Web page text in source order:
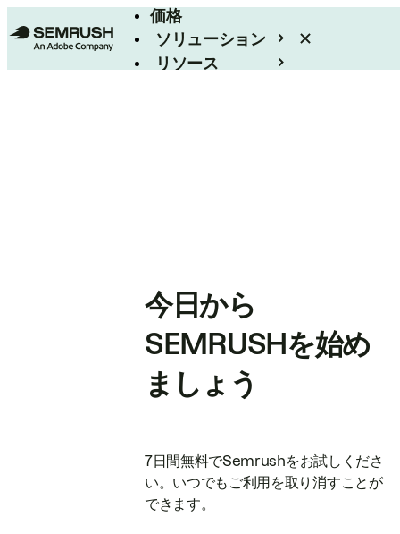
価格
ソリューション
リソース
今日から
SEMRUSHを始め
ましょう
7日間無料でSemrushをお試しくださ
い。いつでもご利用を取り消すことが
できます。